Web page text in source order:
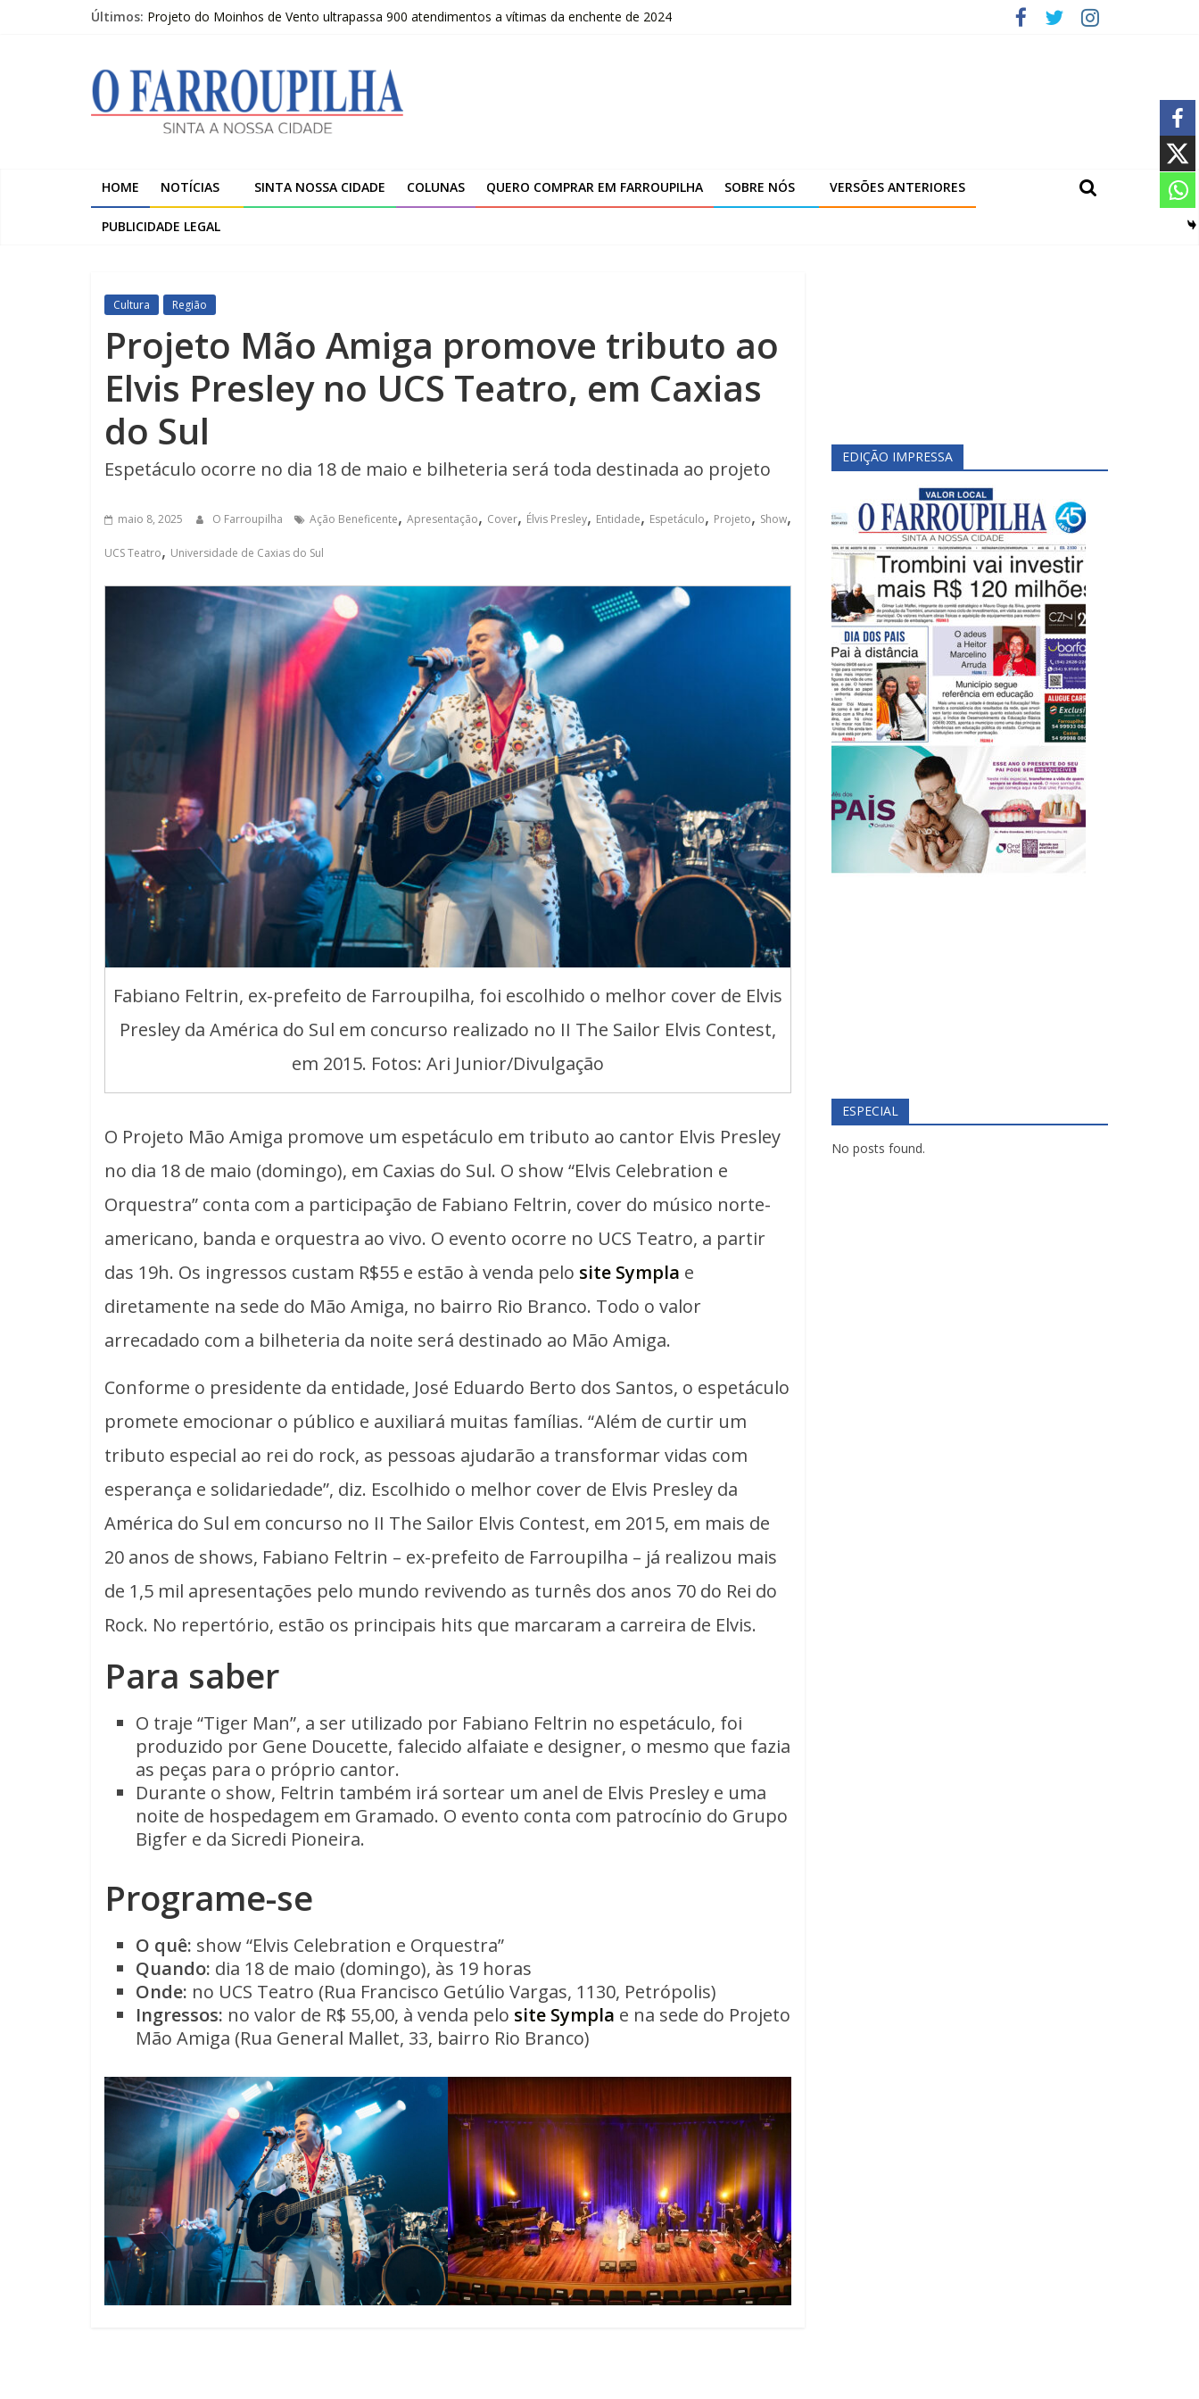
Últimos: Projeto do Moinhos de Vento ultrapassa 900 atendimentos a vítimas da enchente de 2024
Sicredi Serrana promove formação para profissionais de Apaes
Farroupilha recebe o 5º Festival de Inverno da Escola Pública de Música
O
Farroupilha
Nossa
Cidade
HOME NOTÍCIAS SINTA NOSSA CIDADE COLUNAS QUERO COMPRAR EM FARROUPILHA SOBRE NÓS VERSÕES ANTERIORES
PUBLICIDADE LEGAL
Cultura Região
Projeto Mão Amiga promove tributo ao
Elvis Presley no UCS Teatro, em Caxias
do Sul
Espetáculo ocorre no dia 18 de maio e bilheteria será toda destinada ao projeto
maio 8, 2025 O Farroupilha Ação Beneficente, Apresentação, Cover, Élvis Presley, Entidade, Espetáculo, Projeto, Show,
UCS Teatro, Universidade de Caxias do Sul
Fabiano Feltrin, ex-prefeito de Farroupilha, foi escolhido o melhor cover de Elvis
Presley da América do Sul em concurso realizado no II The Sailor Elvis Contest,
em 2015. Fotos: Ari Junior/Divulgação
O Projeto Mão Amiga promove um espetáculo em tributo ao cantor Elvis Presley
no dia 18 de maio (domingo), em Caxias do Sul. O show “Elvis Celebration e
Orquestra” conta com a participação de Fabiano Feltrin, cover do músico norte-
americano, banda e orquestra ao vivo. O evento ocorre no UCS Teatro, a partir
das 19h. Os ingressos custam R$55 e estão à venda pelo site Sympla e
diretamente na sede do Mão Amiga, no bairro Rio Branco. Todo o valor
arrecadado com a bilheteria da noite será destinado ao Mão Amiga.
Conforme o presidente da entidade, José Eduardo Berto dos Santos, o espetáculo
promete emocionar o público e auxiliará muitas famílias. “Além de curtir um
tributo especial ao rei do rock, as pessoas ajudarão a transformar vidas com
esperança e solidariedade”, diz. Escolhido o melhor cover de Elvis Presley da
América do Sul em concurso no II The Sailor Elvis Contest, em 2015, em mais de
20 anos de shows, Fabiano Feltrin – ex-prefeito de Farroupilha – já realizou mais
de 1,5 mil apresentações pelo mundo revivendo as turnês dos anos 70 do Rei do
Rock. No repertório, estão os principais hits que marcaram a carreira de Elvis.
Para saber
O traje “Tiger Man”, a ser utilizado por Fabiano Feltrin no espetáculo, foi
produzido por Gene Doucette, falecido alfaiate e designer, o mesmo que fazia
as peças para o próprio cantor.
Durante o show, Feltrin também irá sortear um anel de Elvis Presley e uma
noite de hospedagem em Gramado. O evento conta com patrocínio do Grupo
Bigfer e da Sicredi Pioneira.
Programe-se
O quê: show “Elvis Celebration e Orquestra”
Quando: dia 18 de maio (domingo), às 19 horas
Onde: no UCS Teatro (Rua Francisco Getúlio Vargas, 1130, Petrópolis)
Ingressos: no valor de R$ 55,00, à venda pelo site Sympla e na sede do Projeto
Mão Amiga (Rua General Mallet, 33, bairro Rio Branco)
EDIÇÃO IMPRESSA
ESPECIAL
No posts found.